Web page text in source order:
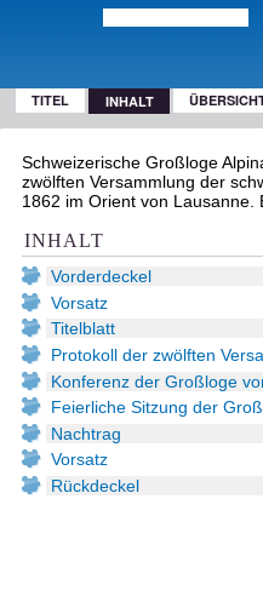
TITEL INHALT
Schweizerische Großloge
zwölften Versammlung der
1862 im Orient von
INHALT
Vorderdeckel
Vorsatz
Titelblatt
Protokoll der zwölften
Konferenz der Großloge
Feierliche Sitzung der
Nachtrag
Vorsatz
Rückdeckel